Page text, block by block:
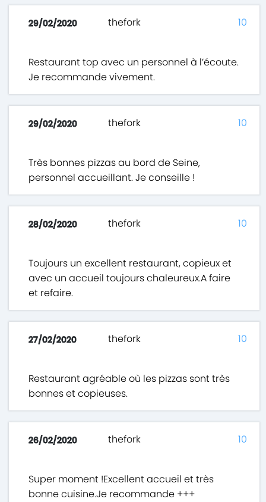
29/02/2020 thefork
Restaurant top avec un personnel à l’écoute.
Je recommande vivement.
10
29/02/2020 thefork
Très bonnes pizzas au bord de Seine,
personnel accueillant. Je conseille !
10
28/02/2020 thefork
Toujours un excellent restaurant, copieux et
avec un accueil toujours chaleureux.A faire
et refaire.
10
27/02/2020 thefork
Restaurant agréable où les pizzas sont très
bonnes et copieuses.
10
26/02/2020 thefork
Super moment !Excellent accueil et très
bonne cuisine.Je recommande +++
10